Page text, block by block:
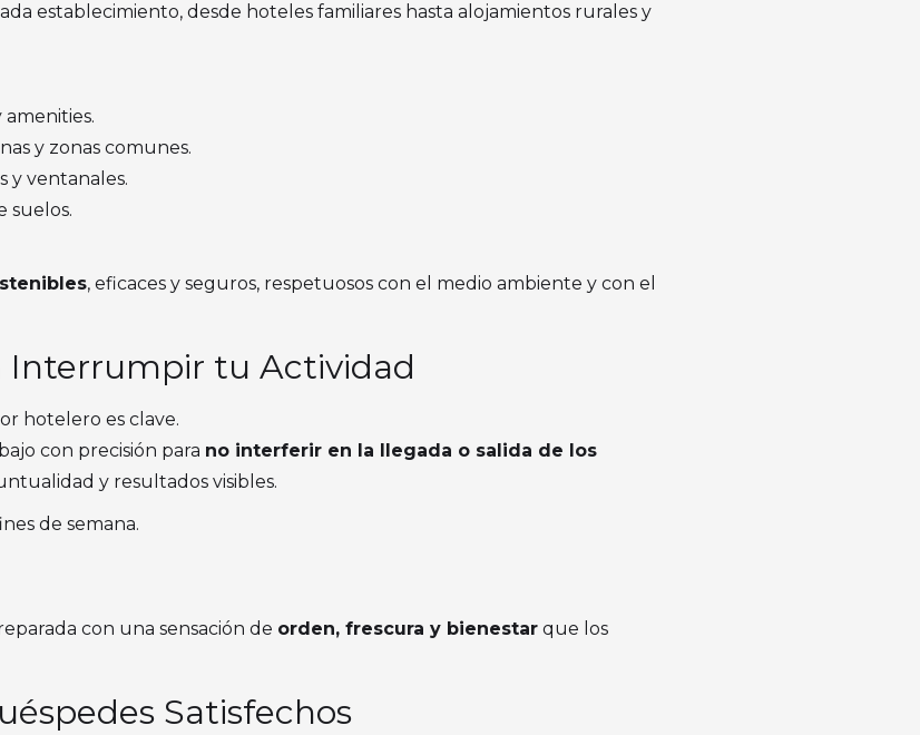
establecimiento, desde hoteles familiares hasta alojamientos rurales y
amenities.
y zonas comunes.
y ventanales.
suelos.
, eficaces y seguros, respetuosos con el medio ambiente y con el
Interrumpir tu Actividad
hotelero es clave.
con precisión para no interferir en la llegada o salida de los
y resultados visibles.
de semana.
con una sensación de orden, frescura y bienestar que los
Satisfechos